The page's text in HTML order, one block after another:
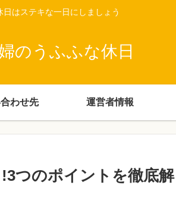
日はステキな一日にしましょう
のうふふな休日
わせ先 運営者情報
つのポイントを徹底解